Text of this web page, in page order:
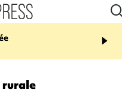
12:20
Un
grands-parents puis